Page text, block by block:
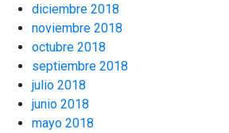
diciembre 2018
noviembre 2018
octubre 2018
septiembre 2018
julio 2018
junio 2018
mayo 2018